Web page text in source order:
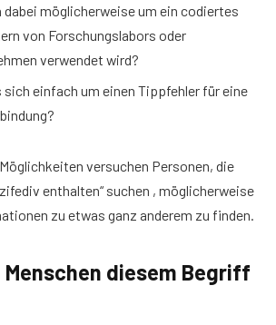
dabei möglicherweise um ein codiertes
von Forschungslabors oder
verwendet wird?
sich einfach um einen Tippfehler für eine
versuchen Personen, die
enthalten“ suchen , möglicherweise
zu etwas ganz anderem zu finden.
Menschen diesem Begriff